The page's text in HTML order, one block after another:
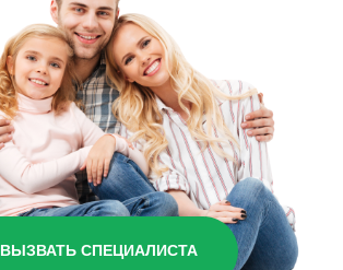
ВЫЗВАТЬ СПЕЦИАЛИСТА